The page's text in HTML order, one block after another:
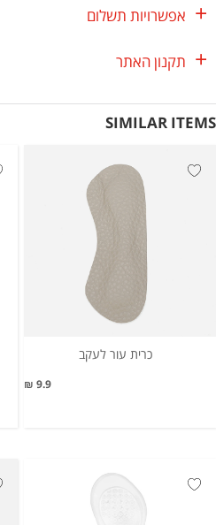
אפשרויות תשלום
תקנון האתר
SIMILAR ITEMS
כרית עור לעקב
9.9 ₪